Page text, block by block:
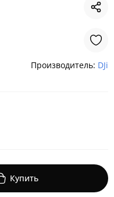
Производитель: DJi
Купить